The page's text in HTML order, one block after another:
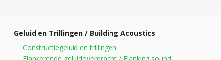
Geluid en Trillingen / Building Acoustics
Constructiegeluid en trillingen